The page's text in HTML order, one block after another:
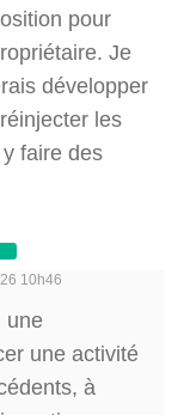
pour
Je
développer
les
faire des
10h46
une
une activité
à